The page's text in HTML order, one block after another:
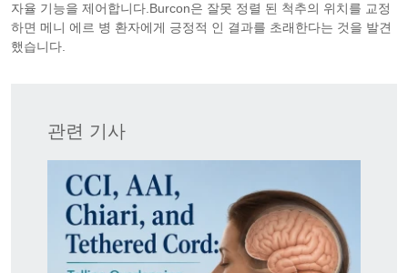
자율 기능을 제어합니다.Burcon은 잘못 정렬 된 척추의 위치를 교정
하면 메니 에르 병 환자에게 긍정적 인 결과를 초래한다는 것을 발견
했습니다.
관련 기사